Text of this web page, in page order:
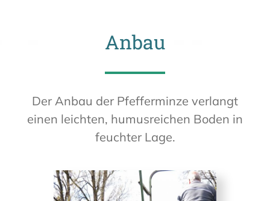
Anbau
Der Anbau der Pfefferminze verlangt
einen leichten, humusreichen Boden in
feuchter Lage.